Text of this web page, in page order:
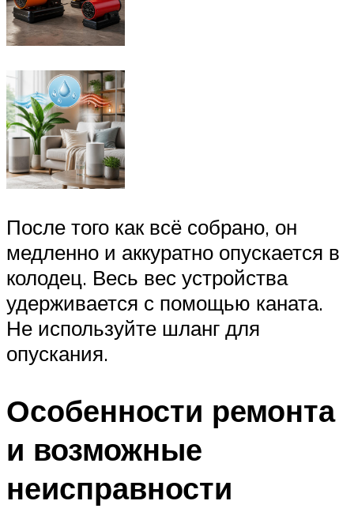
После того как всё собрано, он
медленно и аккуратно опускается в
колодец. Весь вес устройства
удерживается с помощью каната.
Не используйте шланг для
опускания.
Особенности ремонта
и возможные
неисправности